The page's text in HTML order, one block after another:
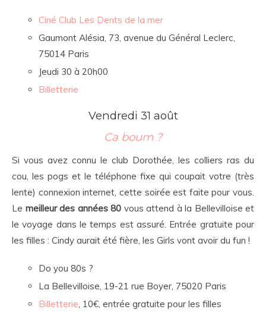
Ciné Club Les Dents de la mer
Gaumont Alésia, 73, avenue du Général Leclerc,
75014 Paris
Jeudi 30 à 20h00
Billetterie
Vendredi 31 août
Ca boum ?
Si vous avez connu le club Dorothée, les colliers ras du
cou, les pogs et le téléphone fixe qui coupait votre (très
lente) connexion internet, cette soirée est faite pour vous.
Le meilleur des années 80 vous attend à la Bellevilloise et
le voyage dans le temps est assuré. Entrée gratuite pour
les filles : Cindy aurait été fière, les Girls vont avoir du fun !
Do you 80s ?
La Bellevilloise, 19-21 rue Boyer, 75020 Paris
Billetterie , 10€, entrée gratuite pour les filles